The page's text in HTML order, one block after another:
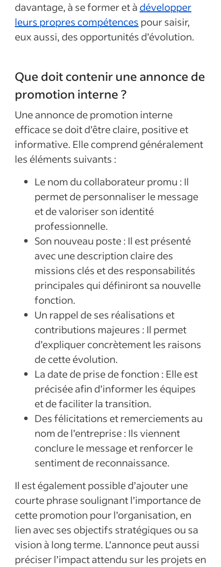
davantage, à se former et à développer
leurs propres compétences pour saisir,
eux aussi, des opportunités d’évolution.
Que doit contenir une annonce de
promotion interne ?
Une annonce de promotion interne
efficace se doit d’être claire, positive et
informative. Elle comprend généralement
les éléments suivants :
Le nom du collaborateur promu : Il
permet de personnaliser le message
et de valoriser son identité
professionnelle.
Son nouveau poste : Il est présenté
avec une description claire des
missions clés et des responsabilités
principales qui définiront sa nouvelle
fonction.
Un rappel de ses réalisations et
contributions majeures : Il permet
d’expliquer concrètement les raisons
de cette évolution.
La date de prise de fonction : Elle est
précisée afin d’informer les équipes
et de faciliter la transition.
Des félicitations et remerciements au
nom de l’entreprise : Ils viennent
conclure le message et renforcer le
sentiment de reconnaissance.
Il est également possible d’ajouter une
courte phrase soulignant l’importance de
cette promotion pour l’organisation, en
lien avec ses objectifs stratégiques ou sa
vision à long terme. L’annonce peut aussi
préciser l’impact attendu sur les projets en